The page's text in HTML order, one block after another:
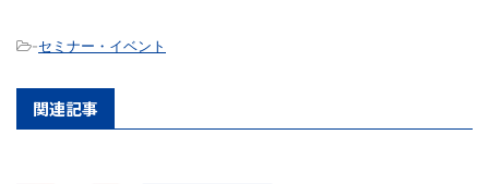
-セミナー・イベント
関連記事